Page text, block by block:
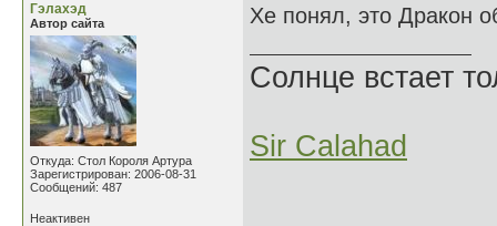
Гэлахэд
Автор сайта
Откуда: Стол Короля Артура
Зарегистрирован: 2006-08-31
Сообщений: 487
Хе понял, это Дракон
Солнце встает
Sir Calahad
Неактивен